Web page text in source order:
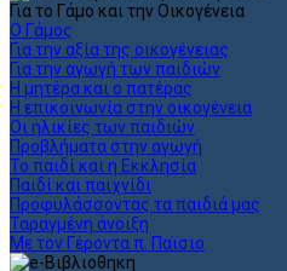
Για το Γάμο και την Οικογένεια
Ο Γάμος
Για την αξία της οικογένειας
Για την αγωγή των παιδιών
Η μητέρα και ο πατέρας
Η επικοινωνία στην οικογένεια
Οι ηλικίες των παιδιών
Προβλήματα στην αγωγή
Το παιδί και η Εκκλησία
Παιδί και παιχνίδι
Προφυλάσσοντας τα παιδιά μας
Ταραγμένη άνοιξη
Με τον Γέροντα π. Παϊσιο